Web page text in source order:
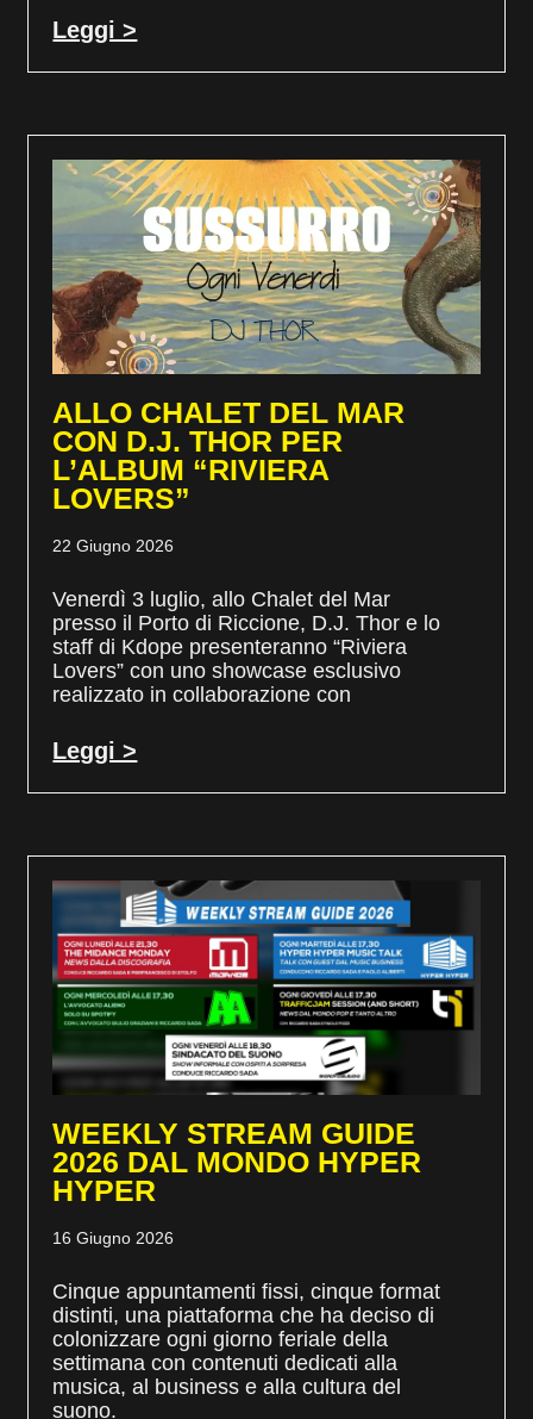
Leggi >
ALLO CHALET DEL MAR
CON D.J. THOR PER
L’ALBUM “RIVIERA
LOVERS”
22 Giugno 2026
Venerdì 3 luglio, allo Chalet del Mar
presso il Porto di Riccione, D.J. Thor e lo
staff di Kdope presenteranno “Riviera
Lovers” con uno showcase esclusivo
realizzato in collaborazione con
Leggi >
WEEKLY STREAM GUIDE
2026 DAL MONDO HYPER
HYPER
16 Giugno 2026
Cinque appuntamenti fissi, cinque format
distinti, una piattaforma che ha deciso di
colonizzare ogni giorno feriale della
settimana con contenuti dedicati alla
musica, al business e alla cultura del
suono.